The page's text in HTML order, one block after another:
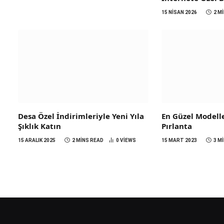
15 NISAN 2026 2
Desa Özel İndirimleriyle Yeni Yıla
Şıklık Katın
15 ARALIK 2025 2 MINS READ 0 VIEWS
En Güzel
Pırlanta
15 MART 2023 3